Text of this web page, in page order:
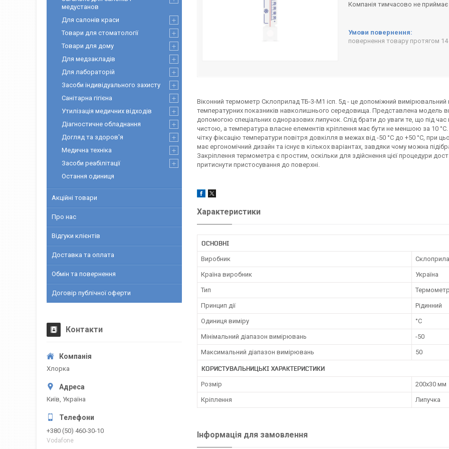
Компанія тимчасово не
повернення товару протягом
Віконний термометр Склоприлад ТБ-3-М1 ісп. 5д - це допоміжний вимірювальний
температурних показників навколишнього середовища. Представлена модель
допомогою спеціальних одноразових липучок. Слід брати до уваги те, що під
чистою, а температура власне елементів кріплення має бути не меншою за 10
чітку фіксацію температури повітря довкілля в межах від -50 °С до +50 °С, при
має ергономічний дизайн та існує в кількох варіантах, завдяки чому можна
Закріплення термометра є простим, оскільки для здійснення цієї процедури
притиснути пристосування до поверхні.
Характеристики
ОСНОВНІ
Виробник
Країна виробник Україна
Тип
Принцип дії Рідинний
Одиниця виміру °С
Мінімальний діапазон вимірювань -50
Максимальний діапазон вимірювань 50
КОРИСТУВАЛЬНИЦЬКІ ХАРАКТЕРИСТИКИ
Розмір 200x30 мм
Кріплення Липучка
Інформація для замовлення
медустанов
Для салонів краси
Товари для стоматології
Товари для дому
Для медзакладів
Для лабораторій
Засоби індивідуального захисту
Санітарна гігієна
Утилізація медичних відходів
Діагностичне обладнання
Догляд та здоров'я
Медична техніка
Засоби реабілітації
Остання одиниця
Акційні товари
Про нас
Відгуки клієнтів
Доставка та оплата
Обмін та повернення
Договір публічної оферти
Контакти
Хлорка
Київ, Україна
+380 (50) 460-30-10
Vodafone